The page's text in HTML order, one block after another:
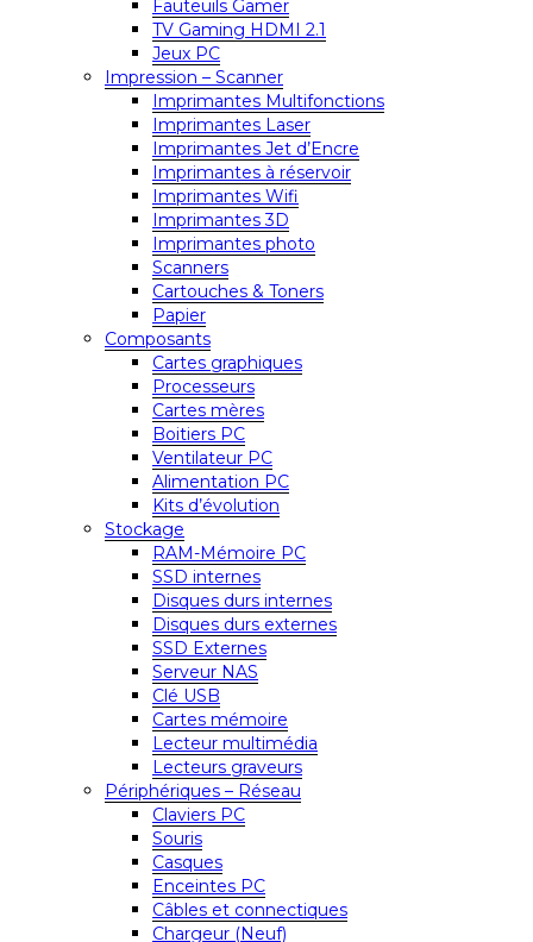
Fauteuils Gamer
TV Gaming HDMI 2.1
Jeux PC
Impression – Scanner
Imprimantes Multifonctions
Imprimantes Laser
Imprimantes Jet d’Encre
Imprimantes à réservoir
Imprimantes Wifi
Imprimantes 3D
Imprimantes photo
Scanners
Cartouches & Toners
Papier
Composants
Cartes graphiques
Processeurs
Cartes mères
Boitiers PC
Ventilateur PC
Alimentation PC
Kits d’évolution
Stockage
RAM-Mémoire PC
SSD internes
Disques durs internes
Disques durs externes
SSD Externes
Serveur NAS
Clé USB
Cartes mémoire
Lecteur multimédia
Lecteurs graveurs
Périphériques – Réseau
Claviers PC
Souris
Casques
Enceintes PC
Câbles et connectiques
Chargeur (Neuf)